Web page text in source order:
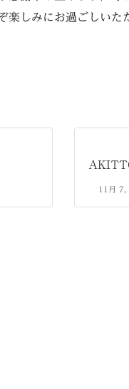
しみにお過ごしいた
11月 7,